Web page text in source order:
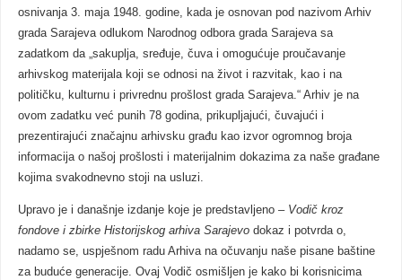
osnivanja 3. maja 1948. godine, kada je osnovan pod nazivom Arhiv
grada Sarajeva odlukom Narodnog odbora grada Sarajeva sa
zadatkom da „sakuplja, sređuje, čuva i omogućuje proučavanje
arhivskog materijala koji se odnosi na život i razvitak, kao i na
političku, kulturnu i privrednu prošlost grada Sarajeva.“ Arhiv je na
ovom zadatku već punih 78 godina, prikupljajući, čuvajući i
prezentirajući značajnu arhivsku građu kao izvor ogromnog broja
informacija o našoj prošlosti i materijalnim dokazima za naše građane
kojima svakodnevno stoji na usluzi.
Upravo je i današnje izdanje koje je predstavljeno – Vodič kroz
fondove i zbirke Historijskog arhiva Sarajevo dokaz i potvrda o,
nadamo se, uspješnom radu Arhiva na očuvanju naše pisane baštine
za buduće generacije. Ovaj Vodič osmišljen je kako bi korisnicima